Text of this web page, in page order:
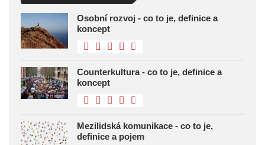
Osobní rozvoj - co to je, definice a
koncept
Counterkultura - co to je, definice a
koncept
Mezilidská komunikace - co to je,
definice a pojem